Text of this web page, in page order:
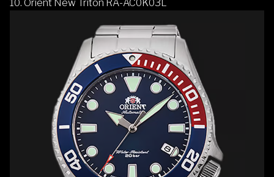
10. Orient New Triton RA-AC0K03L